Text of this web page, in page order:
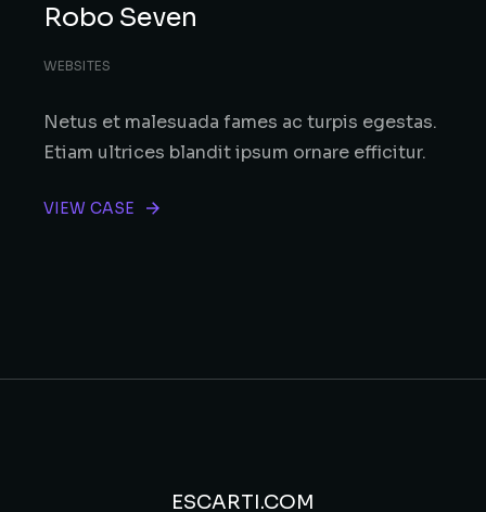
Robo Seven
WEBSITES
Netus et malesuada fames ac turpis egestas.
Etiam ultrices blandit ipsum ornare efficitur.
VIEW CASE
ESCARTI.COM